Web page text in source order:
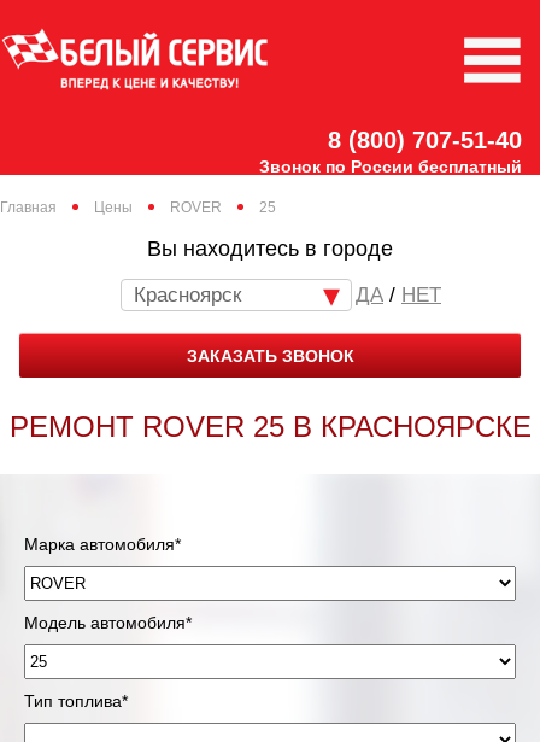
8 (800) 707-51-40
Звонок по России бесплатный
Главная Цены ROVER 25
Вы находитесь в городе
Красноярск / НЕТ
ЗАКАЗАТЬ ЗВОНОК
РЕМОНТ ROVER 25 В КРАСНОЯРСКЕ
Марка автомобиля*
Модель автомобиля*
Тип топлива*